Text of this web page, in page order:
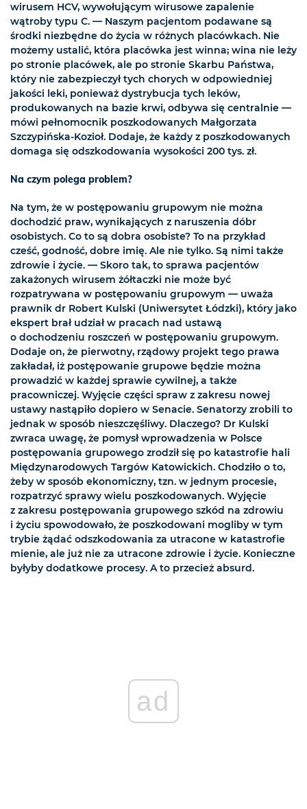
wirusem HCV, wywołującym wirusowe zapalenie
wątroby typu C. — Naszym pacjentom podawane są
środki niezbędne do życia w różnych placówkach. Nie
możemy ustalić, która placówka jest winna; wina nie leży
po stronie placówek, ale po stronie Skarbu Państwa,
który nie zabezpieczył tych chorych w odpowiedniej
jakości leki, ponieważ dystrybucja tych leków,
produkowanych na bazie krwi, odbywa się centralnie —
mówi pełnomocnik poszkodowanych Małgorzata
Szczypińska-Kozioł. Dodaje, że każdy z poszkodowanych
domaga się odszkodowania wysokości 200 tys. zł.
Na czym polega problem?
Na tym, że w postępowaniu grupowym nie można
dochodzić praw, wynikających z naruszenia dóbr
osobistych. Co to są dobra osobiste? To na przykład
cześć, godność, dobre imię. Ale nie tylko. Są nimi także
zdrowie i życie. — Skoro tak, to sprawa pacjentów
zakażonych wirusem żółtaczki nie może być
rozpatrywana w postępowaniu grupowym — uważa
prawnik dr Robert Kulski (Uniwersytet Łódzki), który jako
ekspert brał udział w pracach nad ustawą
o dochodzeniu roszczeń w postępowaniu grupowym.
Dodaje on, że pierwotny, rządowy projekt tego prawa
zakładał, iż postępowanie grupowe będzie można
prowadzić w każdej sprawie cywilnej, a także
pracowniczej. Wyjęcie części spraw z zakresu nowej
ustawy nastąpiło dopiero w Senacie. Senatorzy zrobili to
jednak w sposób nieszczęśliwy. Dlaczego? Dr Kulski
zwraca uwagę, że pomysł wprowadzenia w Polsce
postępowania grupowego zrodził się po katastrofie hali
Międzynarodowych Targów Katowickich. Chodziło o to,
żeby w sposób ekonomiczny, tzn. w jednym procesie,
rozpatrzyć sprawy wielu poszkodowanych. Wyjęcie
z zakresu postępowania grupowego szkód na zdrowiu
i życiu spowodowało, że poszkodowani mogliby w tym
trybie żądać odszkodowania za utracone w katastrofie
mienie, ale już nie za utracone zdrowie i życie. Konieczne
byłyby dodatkowe procesy. A to przecież absurd.
ad